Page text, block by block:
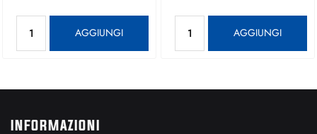
AGGIUNGI AGGIUNGI
INFORMAZIONI